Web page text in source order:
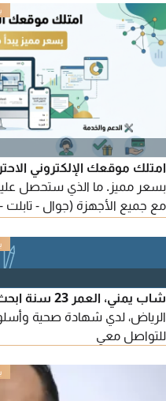
في مجال المبيعات. يفضل
الاستهلاكية. علاقات قائمة مع
المحلات التجارية، المطاعم،
امتلك موقعك الإلكتروني
بسعر مميز. ما الذي ستحصل
مع جميع الأجهزة (جوال -
الدعم والخدمة: - دعم فني
شاب يمني،
الرياض، لدي شهادة صحية
للتواصل معي